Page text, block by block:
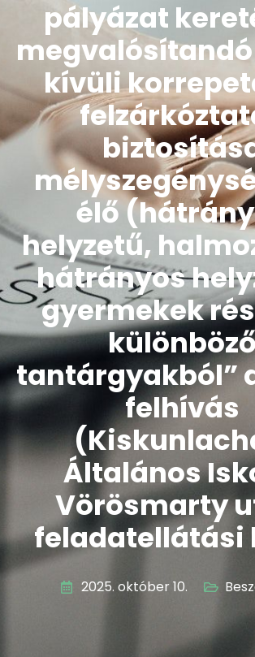
pályázat
kívüli
élő
helyzetű,
hátrányos
gyermekek
tantárgyakból”
felhívás
Általános
Vörösmarty
feladatellátási
2025. október 10.